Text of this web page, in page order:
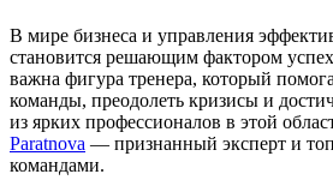
В мире бизнеса и управления
становится решающим фактором
важна фигура тренера, который
команды, преодолеть кризисы и
из ярких профессионалов в этой
Paratnova — признанный эксперт и
командами.